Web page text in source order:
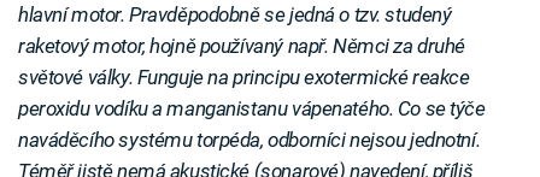
hlavní motor. Pravděpodobně se jedná o tzv. studený
raketový motor, hojně používaný např. Němci za druhé
světové války. Funguje na principu exotermické reakce
peroxidu vodíku a manganistanu vápenatého. Co se týče
naváděcího systému torpéda, odborníci nejsou jednotní.
Téměř jistě nemá akustické (sonarové) navedení, příliš